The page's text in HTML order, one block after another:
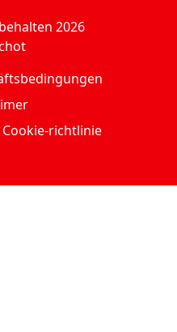
2026
richtlinie